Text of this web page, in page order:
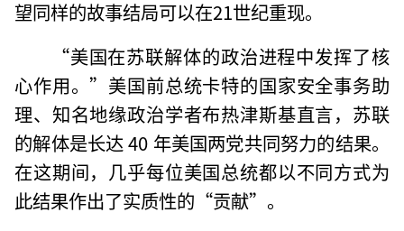
望同样的故事结局可以在21世纪重现。
“美国在苏联解体的政治进程中发挥了核
心作用。”美国前总统卡特的国家安全事务助
理、知名地缘政治学者布热津斯基直言，苏联
的解体是长达 40 年美国两党共同努力的结果。
在这期间，几乎每位美国总统都以不同方式为
此结果作出了实质性的“贡献”。